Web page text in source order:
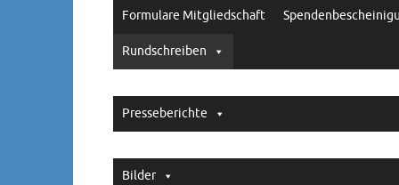
Formulare Mitgliedschaft
Rundschreiben
Presseberichte
Bilder